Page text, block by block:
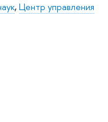
,Центр управления